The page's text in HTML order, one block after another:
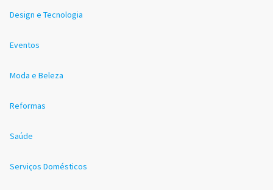
Design e Tecnologia
Eventos
Moda e Beleza
Reformas
Saúde
Serviços Domésticos